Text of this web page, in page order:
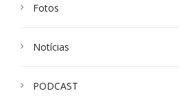
Fotos
Notícias
PODCAST